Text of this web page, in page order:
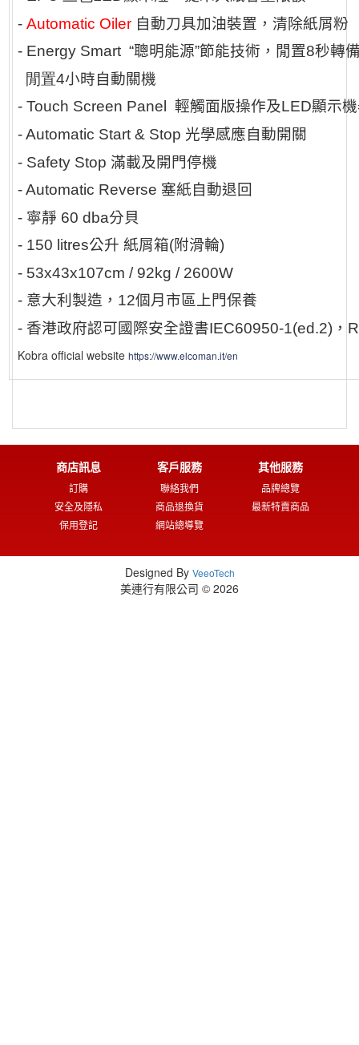
- Automatic Oiler 自動刀具加油裝置，清除紙屑粉
- Energy Smart “聰明能源”節能技術，閒置8秒轉
閒置4小時自動關機
- Touch Screen Panel 輕觸面版操作及LED顯示
- Automatic Start & Stop 光學感應自動開關
- Safety Stop 滿載及開門停機
- Automatic Reverse 塞紙自動退回
- 寧靜 60 dba分貝
- 150 litres公升 紙屑箱(附滑輪)
- 53x43x107cm / 92kg / 2600W
- 意大利製造， 12個月市區上門保養
- 香港政府認可國際安全證書IEC60950-1(ed.2) ，
Kobra official website https://www.elcoman.it/en
商店訊息
訂購
安全及隱私
保用登記
客戶服務
聯絡我們
商品退換貨
網站總導覽
其他服務
品牌總覽
最新特賣商品
Designed By VeeoTech
美連行有限公司 © 2026